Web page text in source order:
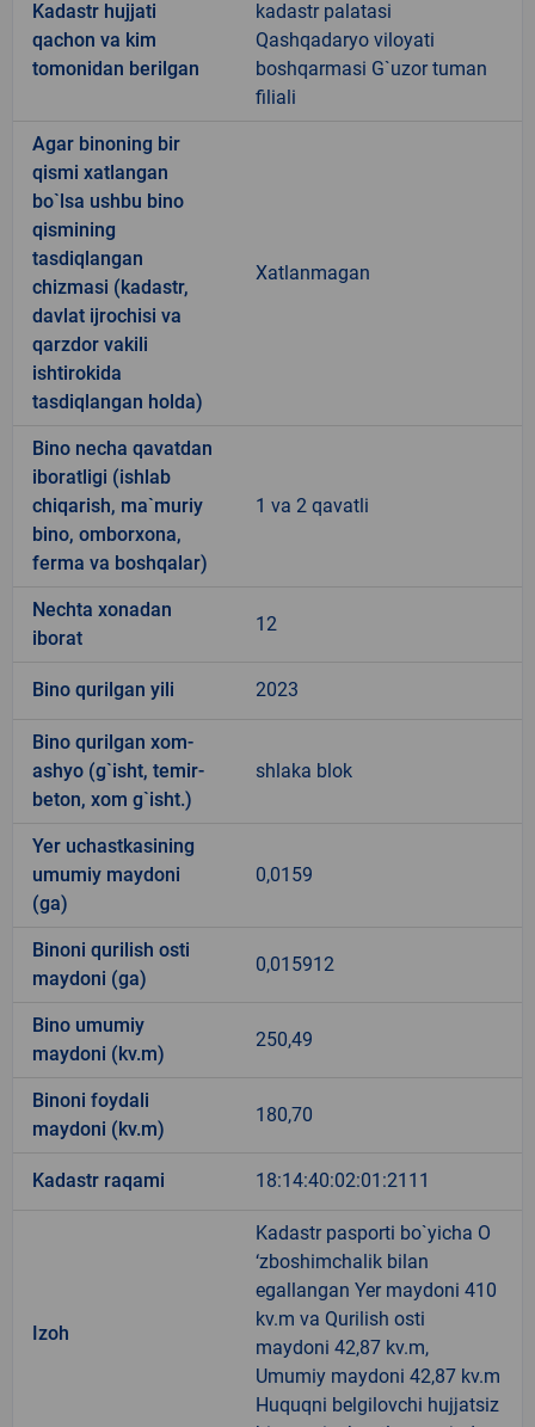
Kadastr hujjati
qachon va kim
tomonidan berilgan
kadastr palatasi
Qashqadaryo viloyati
boshqarmasi G`uzor tuman
filiali
Agar binoning bir
qismi xatlangan
bo`lsa ushbu bino
qismining
tasdiqlangan
chizmasi (kadastr,
davlat ijrochisi va
qarzdor vakili
ishtirokida
tasdiqlangan holda)
Xatlanmagan
Bino necha qavatdan
iboratligi (ishlab
chiqarish, ma`muriy
bino, omborxona,
ferma va boshqalar)
1 va 2 qavatli
Nechta xonadan
iborat
12
Bino qurilgan yili 2023
Bino qurilgan xom-
ashyo (g`isht, temir-
beton, xom g`isht.)
shlaka blok
Yer uchastkasining
umumiy maydoni
(ga)
0,0159
Binoni qurilish osti
maydoni (ga)
0,015912
Bino umumiy
maydoni (kv.m)
250,49
Binoni foydali
maydoni (kv.m)
180,70
Kadastr raqami 18:14:40:02:01:2111
Izoh
Kadastr pasporti bo`yicha O
‘zboshimchalik bilan
egallangan Yer maydoni 410
kv.m va Qurilish osti
maydoni 42,87 kv.m,
Umumiy maydoni 42,87 kv.m
Huquqni belgilovchi hujjatsiz